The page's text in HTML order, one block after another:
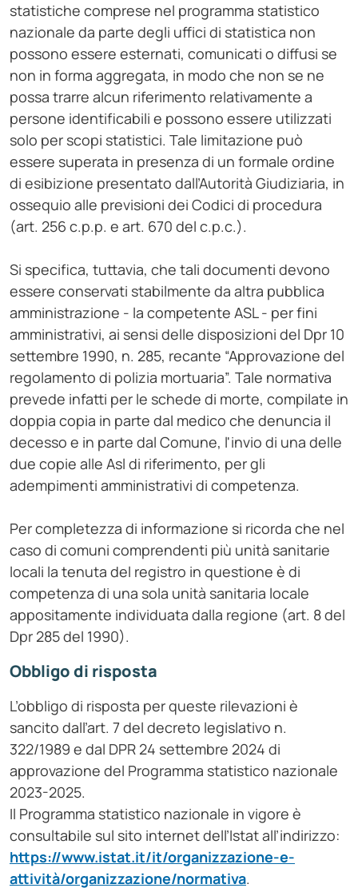
statistiche comprese nel programma statistico
nazionale da parte degli uffici di statistica non
possono essere esternati, comunicati o diffusi se
non in forma aggregata, in modo che non se ne
possa trarre alcun riferimento relativamente a
persone identificabili e possono essere utilizzati
solo per scopi statistici. Tale limitazione può
essere superata in presenza di un formale ordine
di esibizione presentato dall’Autorità Giudiziaria, in
ossequio alle previsioni dei Codici di procedura
(art. 256 c.p.p. e art. 670 del c.p.c.).
Si specifica, tuttavia, che tali documenti devono
essere conservati stabilmente da altra pubblica
amministrazione - la competente ASL - per fini
amministrativi, ai sensi delle disposizioni del Dpr 10
settembre 1990, n. 285, recante “Approvazione del
regolamento di polizia mortuaria”. Tale normativa
prevede infatti per le schede di morte, compilate in
doppia copia in parte dal medico che denuncia il
decesso e in parte dal Comune, l'invio di una delle
due copie alle Asl di riferimento, per gli
adempimenti amministrativi di competenza.
Per completezza di informazione si ricorda che nel
caso di comuni comprendenti più unità sanitarie
locali la tenuta del registro in questione è di
competenza di una sola unità sanitaria locale
appositamente individuata dalla regione (art. 8 del
Dpr 285 del 1990).
Obbligo di risposta
L’obbligo di risposta per queste rilevazioni è
sancito dall’art. 7 del decreto legislativo n.
322/1989 e dal DPR 24 settembre 2024 di
approvazione del Programma statistico nazionale
2023-2025.
Il Programma statistico nazionale in vigore è
consultabile sul sito internet dell’Istat all’indirizzo:
https://www.istat.it/it/organizzazione-e-
attività/organizzazione/normativa.